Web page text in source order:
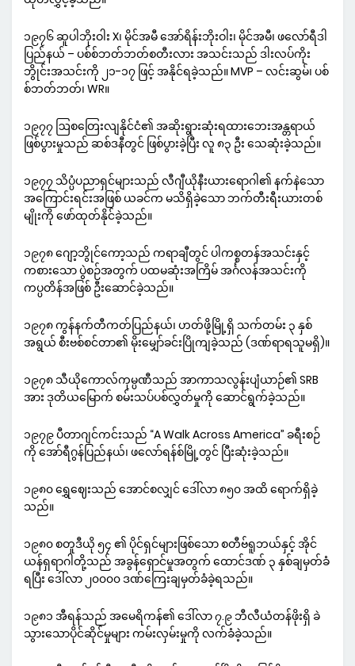
၁၉၇၆ ဆူပါဘိုးဝါး X၊ မိုင်အမီ အော်ရိန်းဘိုးဝါး၊ မိုင်အမီ၊ ဖလော်ရီဒါ
ပြည်နယ် – ပစ်စ်ဘတ်ဘတ်စတီးလား အသင်းသည် ဒါးလပ်ကိုး
ဘွိုင်းအသင်းကို ၂၁-၁၇ ဖြင့် အနိုင်ရခဲ့သည်။ MVP – လင်းဆွမ်၊ ပစ်
စ်ဘတ်ဘတ်၊ WR။
၁၉၇၇ ဩစတြေးလျနိုင်ငံ၏ အဆိုးရွားဆုံးရထားဘေးအန္တရာယ်
ဖြစ်ပွားမှုသည် ဆစ်ဒနီတွင် ဖြစ်ပွားခဲ့ပြီး လူ ၈၃ ဦး သေဆုံးခဲ့သည်။
၁၉၇၇ သိပ္ပံပညာရှင်များသည် လီဂျီယိုနီးယားရောဂါ၏ နက်နဲသော
အကြောင်းရင်းအဖြစ် ယခင်က မသိရှိခဲ့သော ဘက်တီးရီးယားတစ်
မျိုးကို ဖော်ထုတ်နိုင်ခဲ့သည်။
၁၉၇၈ ဂျော့ဘွိုင်ကော့သည် ကရာချီတွင် ပါကစ္စတန်အသင်းနှင့်
ကစားသော ပွဲစဉ်အတွက် ပထမဆုံးအကြိမ် အင်္ဂလန်အသင်းကို
ကပ္ပတိန်အဖြစ် ဦးဆောင်ခဲ့သည်။
၁၉၇၈ ကွန်နက်တီကတ်ပြည်နယ်၊ ဟတ်ဖို့မြို့ရှိ သက်တမ်း ၃ နှစ်
အရွယ် စီးဗစ်စင်တာ၏ မိုးမျှော်ခင်းပြိုကျခဲ့သည် (ဒဏ်ရာရသူမရှိ)။
၁၉၇၈ သီယိုကောလ်ကုမ္ပဏီသည် အာကာသလွန်းပျံယာဉ်၏ SRB
အား ဒုတိယမြောက် စမ်းသပ်ပစ်လွှတ်မှုကို ဆောင်ရွက်ခဲ့သည်။
၁၉၇၉ ပီတာဂျင်ကင်းသည် “A Walk Across America” ခရီးစဉ်
ကို အော်ရီဂွန်ပြည်နယ်၊ ဖလော်ရန်စ်မြို့တွင် ပြီးဆုံးခဲ့သည်။
၁၉၈၀ ရွှေဈေးသည် အောင်စလျှင် ဒေါ်လာ ၈၅၀ အထိ ရောက်ရှိခဲ့
သည်။
၁၉၈၀ စတူဒီယို ၅၄ ၏ ပိုင်ရှင်များဖြစ်သော စတီဗ်ရူဘယ်နှင့် အိုင်
ယန်ရှရာဂါတို့သည် အခွန်ရှောင်မှုအတွက် ထောင်ဒဏ် ၃ နှစ်ချမှတ်ခံ
ရပြီး ဒေါ်လာ ၂၀၀၀၀ ဒဏ်ကြေးချမှတ်ခံခဲ့ရသည်။
၁၉၈၁ အီရန်သည် အမေရိကန်၏ ဒေါ်လာ ၇.၉ ဘီလီယံတန်ဖိုးရှိ ခဲ
သွားသောပိုင်ဆိုင်မှုများ ကမ်းလှမ်းမှုကို လက်ခံခဲ့သည်။